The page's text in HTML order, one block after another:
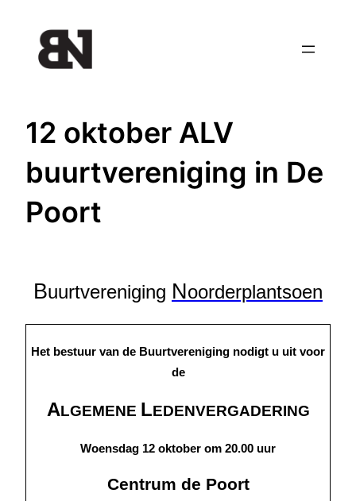
12 oktober ALV
buurtvereniging in De
Poort
Buurtvereniging Noorderplantsoen
Het bestuur van de Buurtvereniging nodigt u uit voor
de
ALGEMENE LEDENVERGADERING
Woensdag 12 oktober om 20.00 uur
Centrum de Poort